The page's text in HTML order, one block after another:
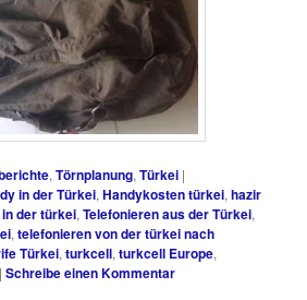
,Törnplanung,Türkei |
in der Türkei,Handykosten türkei,hazir
der türkei,Telefonieren aus der Türkei,
,telefonieren von der türkei nach
Türkei,turkcell,turkcell Europe,
|Schreibe einen Kommentar